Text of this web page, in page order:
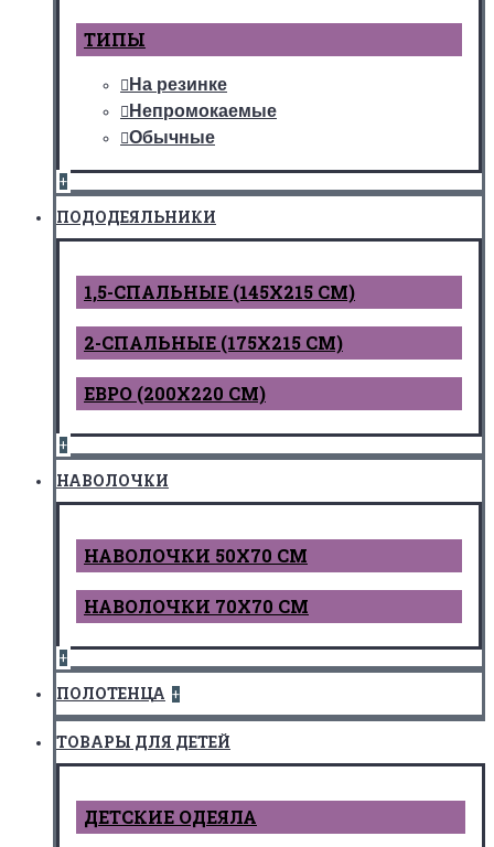
ТИПЫ
На резинке
Непромокаемые
Обычные
+
ПОДОДЕЯЛЬНИКИ
1,5-СПАЛЬНЫЕ (145Х215 СМ)
2-СПАЛЬНЫЕ (175Х215 СМ)
ЕВРО (200Х220 СМ)
+
НАВОЛОЧКИ
НАВОЛОЧКИ 50Х70 СМ
НАВОЛОЧКИ 70Х70 СМ
+
ПОЛОТЕНЦА +
ТОВАРЫ ДЛЯ ДЕТЕЙ
ДЕТCКИЕ ОДЕЯЛА